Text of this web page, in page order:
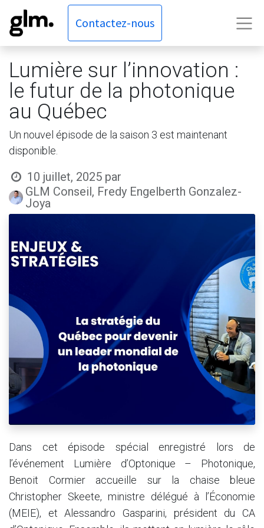
Contactez-nous
Lumière sur l’innovation :
le futur de la photonique
au Québec
Un nouvel épisode de la saison 3 est maintenant
disponible.
10 juillet, 2025 par
GLM Conseil, Fredy Engelberth Gonzalez-
Joya
Dans cet épisode spécial enregistré lors de
l’événement Lumière d’Optonique – Photonique,
Benoit Cormier accueille sur la chaise bleue
Christopher Skeete, ministre délégué à l’Économie
(MEIE), et Alessandro Gasparini, président du CA